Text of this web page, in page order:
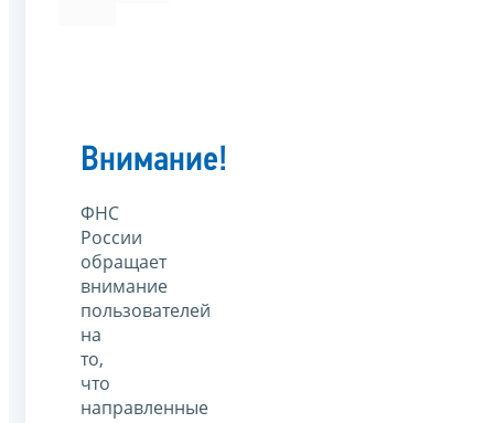
Внимание!
ФНС
России
обращает
внимание
пользователей
на
то,
что
направленные